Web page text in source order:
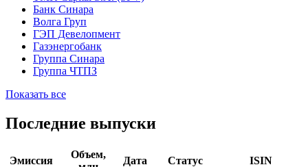
ARTROM STEEL TUBES
Stichting TMK Capital
TMK Bonds S.A. (SPV)
TMK Capital S.A. (SPV)
Банк Синара
Волга Груп
ГЭП Девелопмент
Газэнергобанк